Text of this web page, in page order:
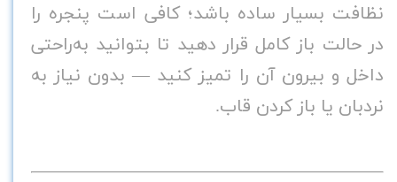
نظافت بسیار ساده باشد؛ کافی است پنجره را
در حالت باز کامل قرار دهید تا بتوانید به‌راحتی
داخل و بیرون آن را تمیز کنید — بدون نیاز به
نردبان یا باز کردن قاب.